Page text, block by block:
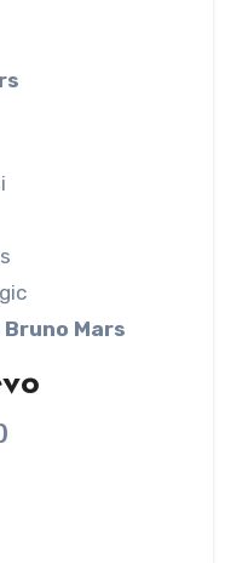
Bruno Mars